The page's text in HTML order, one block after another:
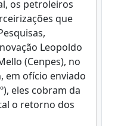
os petroleiros
que
Leopoldo
(Cenpes), no
em ofício enviado
eles cobram da
o retorno dos